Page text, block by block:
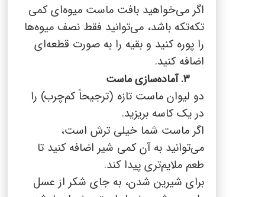
اگر می‌خواهید بافت ماست میوه‌ای کمی
تکه‌تکه باشد، می‌توانید فقط نصف میوه‌ها
را پوره کنید و بقیه را به صورت قطعه‌ای
اضافه کنید.
۳. آماده‌سازی ماست
دو لیوان ماست تازه (ترجیحاً کم‌چرب) را
در یک کاسه بریزید.
اگر ماست شما خیلی ترش است،
می‌توانید به آن کمی شیر اضافه کنید تا
طعم ملایم‌تری پیدا کند.
برای شیرین شدن، به جای شکر از عسل